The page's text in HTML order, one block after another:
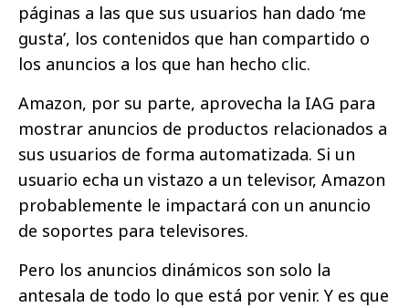
páginas a las que sus usuarios han dado ‘me
gusta’, los contenidos que han compartido o
los anuncios a los que han hecho clic.
Amazon, por su parte, aprovecha la IAG para
mostrar anuncios de productos relacionados a
sus usuarios de forma automatizada. Si un
usuario echa un vistazo a un televisor, Amazon
probablemente le impactará con un anuncio
de soportes para televisores.
Pero los anuncios dinámicos son solo la
antesala de todo lo que está por venir. Y es que